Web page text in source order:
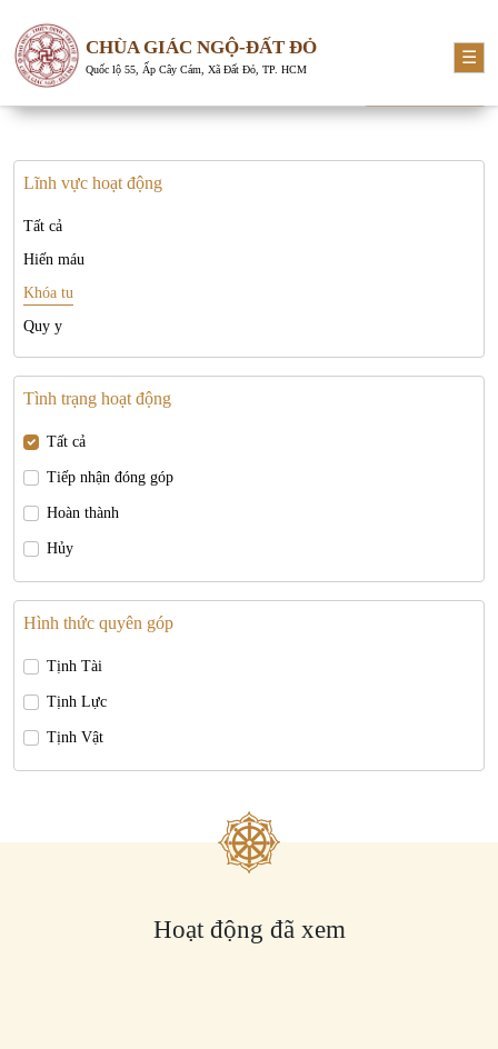
CHÙA GIÁC NGỘ-ĐẤT ĐỎ
Quốc lộ 55, Ấp Cây Cám, Xã Đất Đỏ, TP. HCM
☰
Lĩnh vực hoạt động
Tất cả
Hiến máu
Khóa tu
Quy y
Tình trạng hoạt động
Tất cả
Tiếp nhận đóng góp
Hoàn thành
Hủy
Hình thức quyên góp
Tịnh Tài
Tịnh Lực
Tịnh Vật
Hoạt động đã xem